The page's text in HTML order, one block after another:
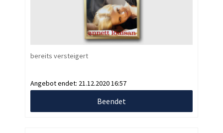
bereits versteigert
Angebot endet: 21.12.2020 16:57
Beendet